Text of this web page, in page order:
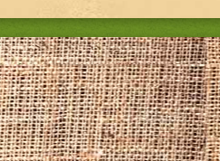
Trawienie
organizmu
Wrzody
Wysokie ciśnienie
Zmęczenie Zapalenie
jelit, żołądka
wrzody